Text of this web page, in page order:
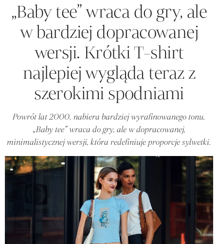
„Baby tee” wraca do gry, ale
w bardziej dopracowanej
wersji. Krótki T-shirt
najlepiej wygląda teraz z
szerokimi spodniami
Powrót lat 2000. nabiera bardziej wyrafinowanego tonu.
„Baby tee” wraca do gry, ale w dopracowanej,
minimalistycznej wersji, która redefiniuje proporcje sylwetki.